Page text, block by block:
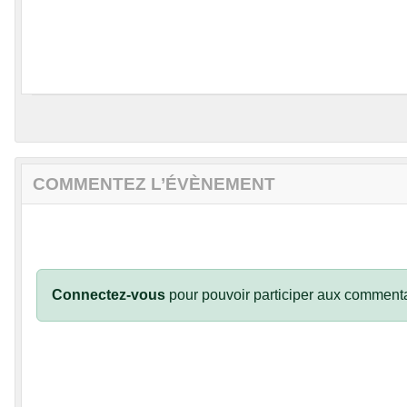
COMMENTEZ L’ÉVÈNEMENT
Connectez-vous pour pouvoir participer aux